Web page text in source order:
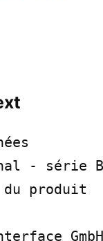
- série
produit